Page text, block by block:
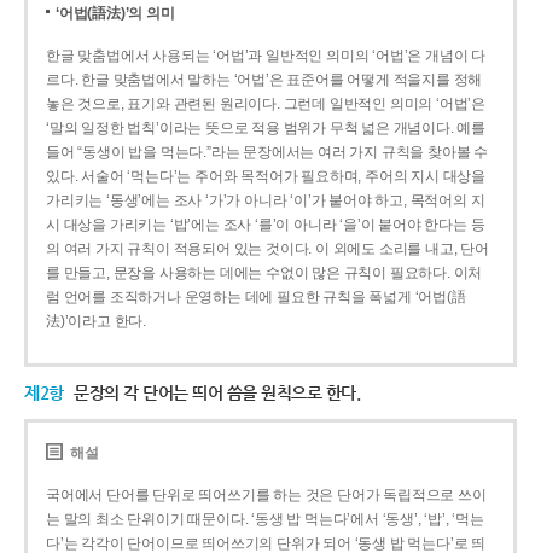
‘어법(語法)’의 의미
한글 맞춤법에서 사용되는 ‘어법’과 일반적인 의미의 ‘어법’은 개념이 다
르다. 한글 맞춤법에서 말하는 ‘어법’은 표준어를 어떻게 적을지를 정해
놓은 것으로, 표기와 관련된 원리이다. 그런데 일반적인 의미의 ‘어법’은
‘말의 일정한 법칙’이라는 뜻으로 적용 범위가 무척 넓은 개념이다. 예를
들어 “동생이 밥을 먹는다.”라는 문장에서는 여러 가지 규칙을 찾아볼 수
있다. 서술어 ‘먹는다’는 주어와 목적어가 필요하며, 주어의 지시 대상을
가리키는 ‘동생’에는 조사 ‘가’가 아니라 ‘이’가 붙어야 하고, 목적어의 지
시 대상을 가리키는 ‘밥’에는 조사 ‘를’이 아니라 ‘을’이 붙어야 한다는 등
의 여러 가지 규칙이 적용되어 있는 것이다. 이 외에도 소리를 내고, 단어
를 만들고, 문장을 사용하는 데에는 수없이 많은 규칙이 필요하다. 이처
럼 언어를 조직하거나 운영하는 데에 필요한 규칙을 폭넓게 ‘어법(語
法)’이라고 한다.
제2항 문장의 각 단어는 띄어 씀을 원칙으로 한다.
해설
국어에서 단어를 단위로 띄어쓰기를 하는 것은 단어가 독립적으로 쓰이
는 말의 최소 단위이기 때문이다. ‘동생 밥 먹는다’에서 ‘동생’, ‘밥’, ‘먹는
다’는 각각이 단어이므로 띄어쓰기의 단위가 되어 ‘동생 밥 먹는다’로 띄